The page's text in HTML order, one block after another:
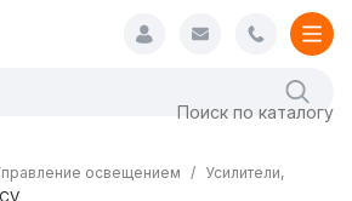
освещением
Усилители,